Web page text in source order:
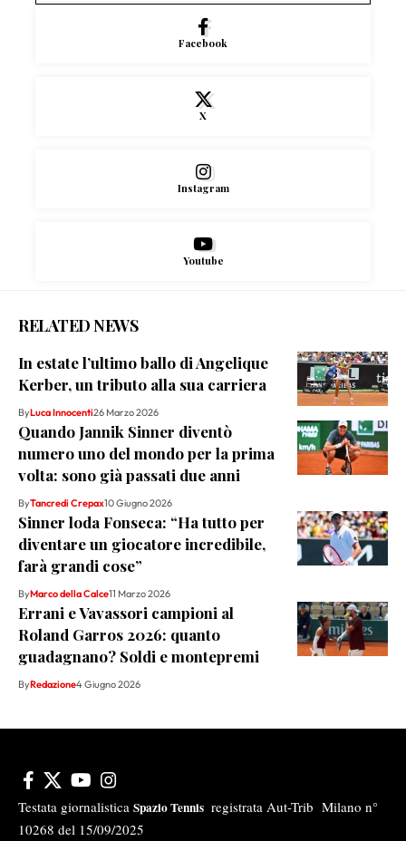
Facebook
X
Instagram
Youtube
RELATED NEWS
In estate l’ultimo ballo di Angelique
Kerber, un tributo alla sua carriera
ByLuca Innocenti26 Marzo 2026
Quando Jannik Sinner diventò
numero uno del mondo per la prima
volta: sono già passati due anni
ByTancredi Crepax10 Giugno 2026
Sinner loda Fonseca: “Ha tutto per
diventare un giocatore incredibile,
farà grandi cose”
ByMarco della Calce11 Marzo 2026
Errani e Vavassori campioni al
Roland Garros 2026: quanto
guadagnano? Soldi e montepremi
ByRedazione4 Giugno 2026
Testata giornalistica Spazio Tennis registrata Aut-Trib Milano n°
10268 del 15/09/2025